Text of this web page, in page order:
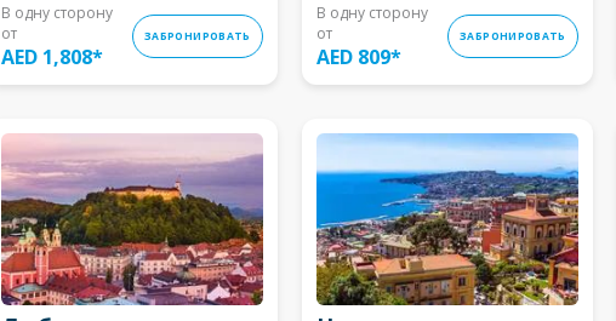
В одну сторону
от
AED 1,808*
ЗАБРОНИРОВАТЬ
В одну сторону
от
AED 809*
ЗАБРОНИРОВАТЬ